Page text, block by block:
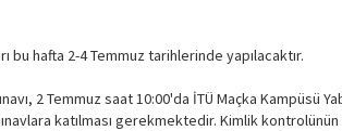
bu hafta 2-4 Temmuz tarihlerinde yapılacaktır.
2 Temmuz saat 10:00'da İTÜ Maçka Kampüsü
katılması gerekmektedir. Kimlik